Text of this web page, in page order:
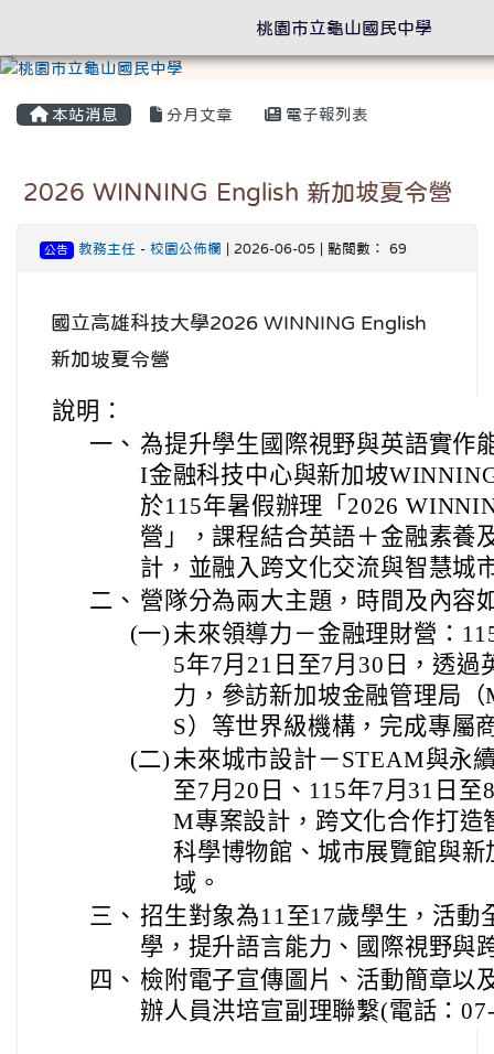
本站消息 分月文章 電子報列表
2026 WINNING English 新加坡夏令營
公告 教務主任 - 校園公佈欄 | 2026-06-05 | 點閱數： 69
國立高雄科技大學2026 WINNING English
新加坡夏令營
說明：
一、 為提升學生國際視野與英語實作
I金融科技中心與新加坡
於115年暑假辦理「2026
營」，課程結合英語＋金融素養
計，並融入跨文化交流與智慧城
二、 營隊分為兩大主題，時間及內容
(一) 未來領導力－金融理財營：
5年7月21日至7月30日，透過
力，參訪新加坡金融管理局
S）等世界級機構，完成專屬
(二) 未來城市設計－STEAM與永
至7月20日、115年7月31日
M專案設計，跨文化合作打造
科學博物館、城市展覽館與
域。
三、 招生對象為11至17歲學生，活動
學，提升語言能力、國際視野與
四、 檢附電子宣傳圖片、活動簡章以
辦人員洪培宣副理聯繫(電話：
桃園市立龜山國民中學